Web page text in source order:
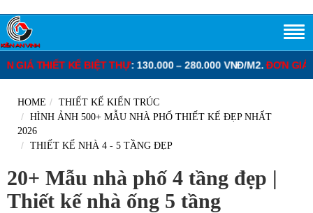
: 130.000 – 280.000 VNĐ/M2.ĐƠN GIÁ XÂY DỰNG PHẦN THÔ
HOME
THIẾT KẾ KIẾN TRÚC
HÌNH ẢNH 500+ MẪU NHÀ PHỐ THIẾT KẾ ĐẸP NHẤT
2026
THIẾT KẾ NHÀ 4 - 5 TẦNG ĐẸP
20+ Mẫu nhà phố 4 tầng đẹp |
Thiết kế nhà ống 5 tầng